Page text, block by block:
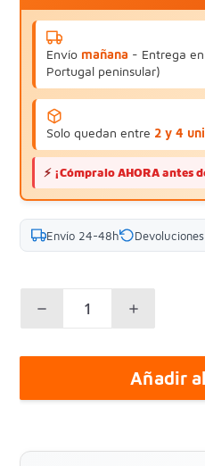
Envío mañana - Entrega
Portugal peninsular)
Solo quedan entre 2 y 4
⚡ ¡Cómpralo AHORA antes
Envío 24-48h
Añadir